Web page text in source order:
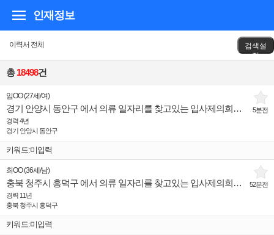
인재정보
이력서 전체
검색설
정
총18498건
5분전
임OO(27세 /여)
경기 안양시 동안구 에서 의류 일자리를 찾고있는 입사제의희망 인재입니다.
경력 4년
경기 안양시 동안구
키워드:미입력
52분전
최OO(36세 /남)
충북 청주시 흥덕구 에서 의류 일자리를 찾고있는 입사제의희망 인재입니다.
경력 11년
충북 청주시 흥덕구
키워드:미입력